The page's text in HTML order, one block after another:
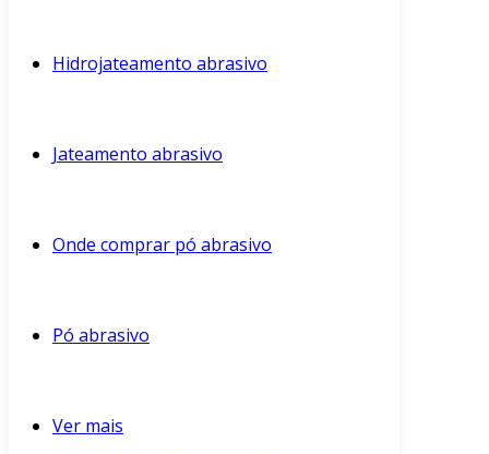
Hidrojateamento abrasivo
Jateamento abrasivo
Onde comprar pó abrasivo
Pó abrasivo
Ver mais